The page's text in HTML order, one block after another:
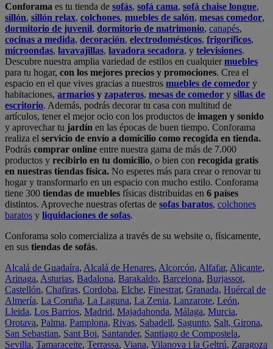
Conforama es tu tienda de sofás, sofá cama, sofá chaise longue,
sillón, sillón relax, colchones, muebles de salón, mesas comedor,
dormitorio de juvenil, dormitorio de matrimonio, canapés,
cocinas a medida, decoración, electrodomésticos, frigoríficos,
microondas, lavavajillas, lavadora secadora, y televisiones.
Descubre nuestra amplia variedad de estilos en cualquiermuebles
para tu hogar, con los mejores precios y promociones. Crea el
espacio en el que vives gracias a nuestros muebles de comedor y
habitaciones, armarios y zapateros, mesas de comedor y sillas de
escritorio. Además, podrás decorar tu casa con multitud de
artículos, tener el mejor ocio con los productos de imagen y sonido
y aprovechar tu jardín en las épocas de buen tiempo. Conforama
realiza el servicio de envío a domicilio como recogida en tienda.
Podrás comprar online entre nuestra gama de más de 7.000
productos y recibirlo en tu domicilio, o bien con recogida gratis
en nuestras tiendas física. No esperes más para crear o renovar tu
hogar y transformarlo en un espacio con mucho estilo. Conforama
tiene 300 tiendas de muebles físicas distribuidas en 6 países
distintos. Aproveche nuestras ofertas de sofas baratos, colchones
baratos y liquidaciones de sofas.
Conforama solo comercializa a través de su website o, físicamente,
en sus tiendas de sofás.
Alcalá de Guadaíra, Alcalá de Henares, Alcorcón, Alfafar, Alicante,
Arinaga, Asturias, Badalona, Barakaldo, Barcelona, Burjassot,
Castellón, Chafiras, Cordoba, Elche, Finestrat, Granada, Huércal de
Almería, La Coruña, La Laguna, La Zenia, Lanzarote, León,
Lleida, Los Barrios, Madrid, Majadahonda, Málaga, Murcia,
Orotava, Palma, Pamplona, Rivas, Sabadell, Sagunto, Salt, Girona,
San Sebastian, Sant Boi, Santander, Santiago de Compostela,
Sevilla, Tamaraceite, Terrassa, Viana, Vilanova i la Geltrú, Zaragoza